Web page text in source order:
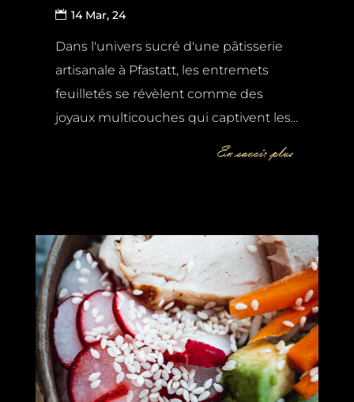
14 Mar, 24
Dans l'univers sucré d'une pâtisserie
artisanale à Pfastatt, les entremets
feuilletés se révèlent comme des
joyaux multicouches qui captivent les...
En savoir plus